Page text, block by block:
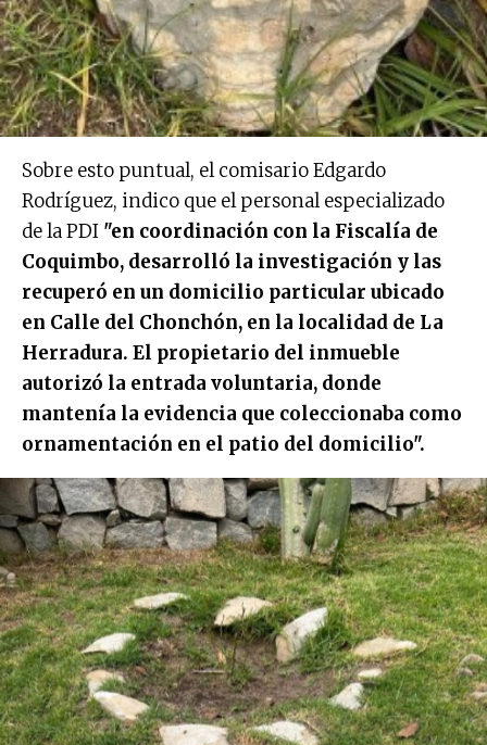
Sobre esto puntual, el comisario Edgardo
Rodríguez, indico que el personal especializado
de la PDI "en coordinación con la Fiscalía de
Coquimbo, desarrolló la investigación y las
recuperó en un domicilio particular ubicado
en Calle del Chonchón, en la localidad de La
Herradura. El propietario del inmueble
autorizó la entrada voluntaria, donde
mantenía la evidencia que coleccionaba como
ornamentación en el patio del domicilio".